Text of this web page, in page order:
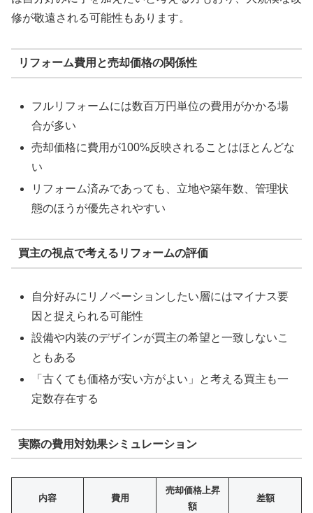
修が敬遠される可能性もあります。
リフォーム費用と売却価格の関係性
フルリフォームには数百万円単位の費用がかかる場
合が多い
売却価格に費用が100%反映されることはほとんどな
い
リフォーム済みであっても、立地や築年数、管理状
態のほうが優先されやすい
買主の視点で考えるリフォームの評価
自分好みにリノベーションしたい層にはマイナス要
因と捉えられる可能性
設備や内装のデザインが買主の希望と一致しないこ
ともある
「古くても価格が安い方がよい」と考える買主も一
定数存在する
実際の費用対効果シミュレーション
内容 費用
売却価格上昇
額
差額